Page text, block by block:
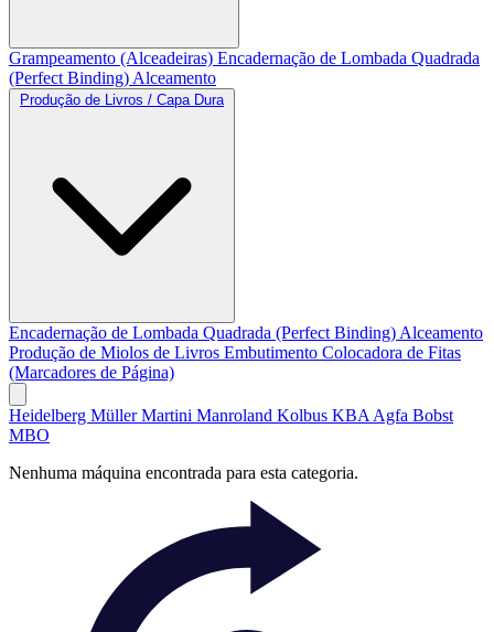
Grampeamento (Alceadeiras) Encadernação de Lombada Quadrada
(Perfect Binding) Alceamento
Produção de Livros / Capa Dura
Encadernação de Lombada Quadrada (Perfect Binding) Alceamento
Produção de Miolos de Livros Embutimento Colocadora de Fitas
(Marcadores de Página)
Heidelberg Müller Martini Manroland Kolbus KBA Agfa Bobst
MBO
Nenhuma máquina encontrada para esta categoria.